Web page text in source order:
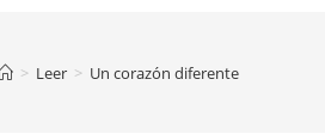
> Leer > Un corazón diferente